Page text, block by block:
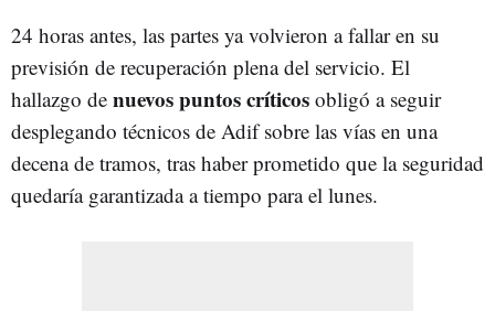
24 horas antes, las partes ya volvieron a fallar en su
previsión de recuperación plena del servicio. El
hallazgo de nuevos puntos críticos obligó a seguir
desplegando técnicos de Adif sobre las vías en una
decena de tramos, tras haber prometido que la seguridad
quedaría garantizada a tiempo para el lunes.